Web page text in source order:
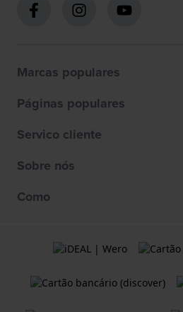
Marcas populares
Páginas populares
Servico cliente
Sobre nós
Como